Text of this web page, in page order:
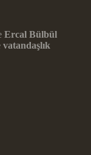
Ercal Bülbül
vatandaşlık